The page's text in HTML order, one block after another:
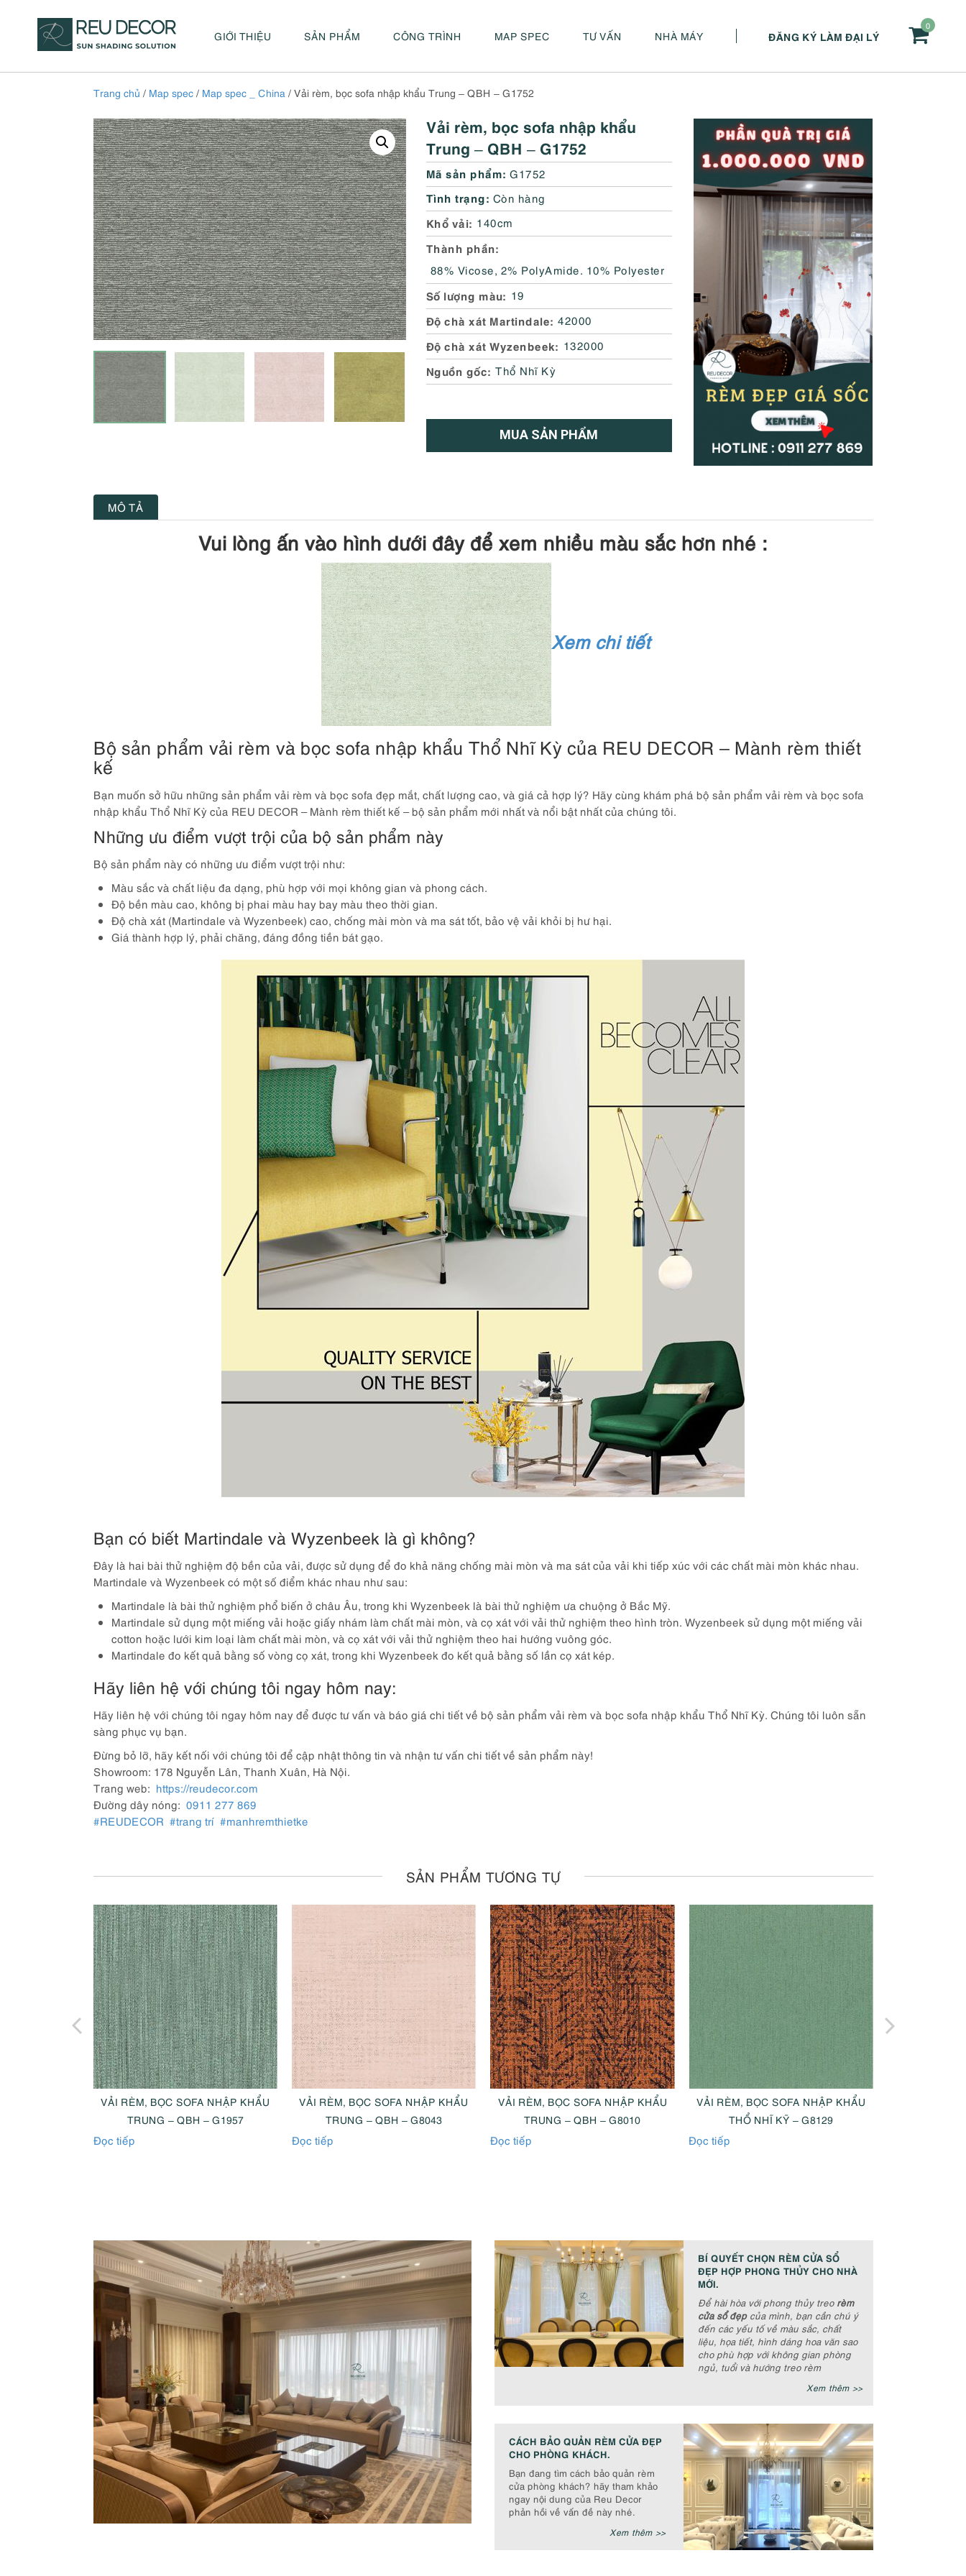
0
ĐĂNG KÝ LÀM ĐẠI LÝ
GIỚI THIỆU SẢN PHẨM CÔNG TRÌNH MAP SPEC TƯ VẤN NHÀ MÁY
Trang chủ / Map spec/ Map spec _ China / Vải rèm, bọc sofa nhập khẩu Trung – QBH – G1752
Vải rèm, bọc sofa nhập khẩu
Trung – QBH – G1752
Mã sản phẩm: G1752
Tình trạng: Còn hàng
Khổ vải 140cm
Thành phần
88% Vicose, 2% PolyAmide. 10% Polyester
Số lượng màu 19
Độ chà xát Martindale 42000
Độ chà xát Wyzenbeek 132000
Nguồn gốc Thổ Nhĩ Kỳ
MUA SẢN PHẨM
MÔ TẢ
Vui lòng ấn vào hình dưới đây để xem nhiều màu sắc hơn nhé :
Xem chi tiết
Bộ sản phẩm vải rèm và bọc sofa nhập khẩu Thổ Nhĩ Kỳ của REU DECOR – Mành rèm thiết
kế
Bạn muốn sở hữu những sản phẩm vải rèm và bọc sofa đẹp mắt, chất lượng cao, và giá cả hợp lý? Hãy cùng khám phá bộ sản phẩm vải rèm và bọc sofa
nhập khẩu Thổ Nhĩ Kỳ của REU DECOR – Mành rèm thiết kế – bộ sản phẩm mới nhất và nổi bật nhất của chúng tôi.
Những ưu điểm vượt trội của bộ sản phẩm này
Bộ sản phẩm này có những ưu điểm vượt trội như:
Màu sắc và chất liệu đa dạng, phù hợp với mọi không gian và phong cách.
Độ bền màu cao, không bị phai màu hay bay màu theo thời gian.
Độ chà xát (Martindale và Wyzenbeek) cao, chống mài mòn và ma sát tốt, bảo vệ vải khỏi bị hư hại.
Giá thành hợp lý, phải chăng, đáng đồng tiền bát gạo.
Bạn có biết Martindale và Wyzenbeek là gì không?
Đây là hai bài thử nghiệm độ bền của vải, được sử dụng để đo khả năng chống mài mòn và ma sát của vải khi tiếp xúc với các chất mài mòn khác nhau.
Martindale và Wyzenbeek có một số điểm khác nhau như sau:
Martindale là bài thử nghiệm phổ biến ở châu Âu, trong khi Wyzenbeek là bài thử nghiệm ưa chuộng ở Bắc Mỹ.
Martindale sử dụng một miếng vải hoặc giấy nhám làm chất mài mòn, và cọ xát với vải thử nghiệm theo hình tròn. Wyzenbeek sử dụng một miếng vải
cotton hoặc lưới kim loại làm chất mài mòn, và cọ xát với vải thử nghiệm theo hai hướng vuông góc.
Martindale đo kết quả bằng số vòng cọ xát, trong khi Wyzenbeek đo kết quả bằng số lần cọ xát kép.
Hãy liên hệ với chúng tôi ngay hôm nay:
Hãy liên hệ với chúng tôi ngay hôm nay để được tư vấn và báo giá chi tiết về bộ sản phẩm vải rèm và bọc sofa nhập khẩu Thổ Nhĩ Kỳ. Chúng tôi luôn sẵn
sàng phục vụ bạn.
Đừng bỏ lỡ, hãy kết nối với chúng tôi để cập nhật thông tin và nhận tư vấn chi tiết về sản phẩm này!
Showroom: 178 Nguyễn Lân, Thanh Xuân, Hà Nội.
Trang web: https://reudecor.com
Đường dây nóng: 0911 277 869
#REUDECOR #trang trí #manhremthietke
SẢN PHẨM TƯƠNG TỰ
VẢI RÈM, BỌC SOFA NHẬP KHẨU
TRUNG – QBH – G1957
Đọc tiếp
VẢI RÈM, BỌC SOFA NHẬP KHẨU
TRUNG – QBH – G8043
Đọc tiếp
VẢI RÈM, BỌC SOFA NHẬP KHẨU
TRUNG – QBH – G8010
Đọc tiếp
VẢI RÈM, BỌC SOFA NHẬP KHẨU
THỔ NHĨ KỸ – G8129
Đọc tiếp
BÍ QUYẾT CHỌN RÈM CỬA SỔ
ĐẸP HỢP PHONG THỦY CHO NHÀ
MỚI.
Để hài hòa với phong thủy treo rèm
cửa sổ đẹpcủa mình, bạn cần chú ý
đến các yếu tố về màu sắc, chất
liệu, họa tiết, hình dáng hoa văn sao
cho phù hợp với không gian phòng
ngủ, tuổi và hướng treo rèm
Xem thêm >>
CÁCH BẢO QUẢN RÈM CỬA ĐẸP
CHO PHÒNG KHÁCH.
Bạn đang tìm cách bảo quản rèm
cửa phòng khách? hãy tham khảo
ngay nội dung của Reu Decor
phản hồi về vấn đề này nhé.
Xem thêm >>